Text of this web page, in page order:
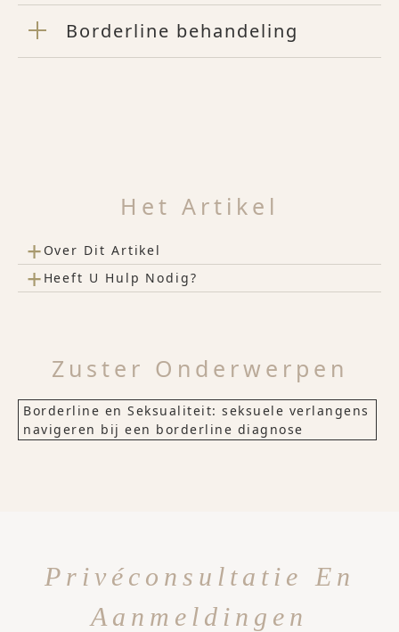
Borderline behandeling
Het Artikel
+ Over Dit Artikel
+ Heeft U Hulp Nodig?
Zuster Onderwerpen
Borderline en Seksualiteit: seksuele verlangens
navigeren bij een borderline diagnose
Privéconsultatie En
Aanmeldingen